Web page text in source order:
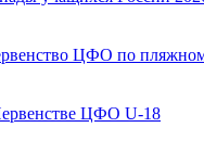
ЦФО по
ЦФО U-18